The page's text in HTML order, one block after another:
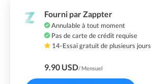
Fourni par Zappter
Annulable à tout moment
Pas de carte de crédit requise
14-Essai gratuit de plusieurs jours
9.90 USD/ Mensuel